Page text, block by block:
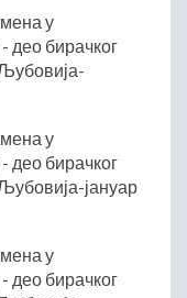
у
део бирачког
у
део бирачког
јануар
у
део бирачког